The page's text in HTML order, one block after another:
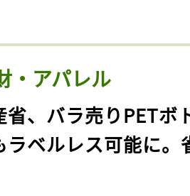
・アパレル
省、バラ売りPETボ
ラベルレス可能に。